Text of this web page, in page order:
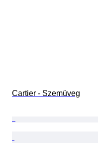
Cartier - Szemüveg